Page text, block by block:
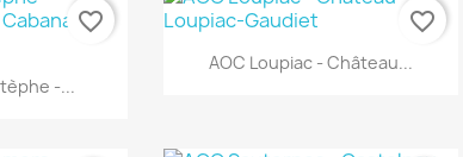
-...
favorite_border
 Aperçu rapide
AOC Loupiac - Château...
favorite_border